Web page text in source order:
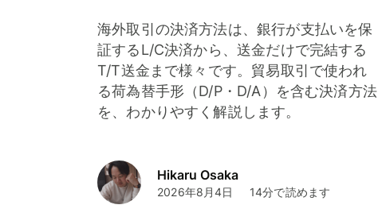
海外取引の決済方法は、銀行が支払いを保
証するL/C決済から、送金だけで完結する
T/T送金まで様々です。貿易取引で使われ
る荷為替手形（D/P・D/A）を含む決済方法
を、わかりやすく解説します。
Hikaru Osaka
2026年8月4日 14分で読めます